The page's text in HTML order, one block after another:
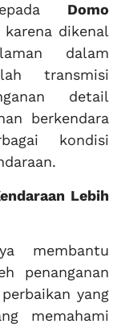
Domo
karena dikenal
dalam
transmisi
detail
berkendara
kondisi
Lebih
membantu
penanganan
yang
memahami